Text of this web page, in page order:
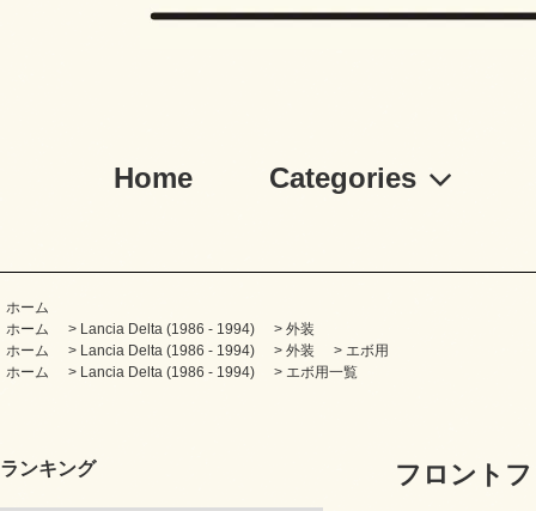
Home Categories
ホーム
ホーム
> Lancia Delta (1986 - 1994) > 外装
ホーム
> Lancia Delta (1986 - 1994) > 外装 > エボ用
ホーム
> Lancia Delta (1986 - 1994) > エボ用一覧
ランキング フロント